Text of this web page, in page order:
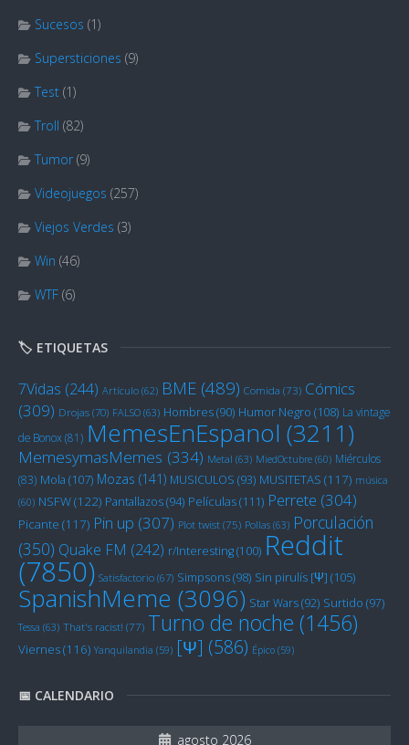
Sucesos (1)
Supersticiones (9)
Test (1)
Troll (82)
Tumor (9)
Videojuegos (257)
Viejos Verdes (3)
Win (46)
WTF (6)
🏷️ ETIQUETAS
7Vidas (244) Artículo (62) BME (489) Comida (73) Cómics
(309) Drojas (70) FALSO (63) Hombres(90) Humor Negro (108) La vintage
de Bonox(81) MemesEnEspanol (3211)
MemesymasMemes (334) Metal (63) MiedOctubre (60) Miérculos
(83) Mola (107) Mozas (141) MUSICULOS (93) MUSITETAS (117) música
(60) NSFW(122) Pantallazos(94) Películas(111) Perrete (304)
Picante (117) Pin up (307) Plot twist (75) Pollas (63) Porculación
(350) Quake FM (242) r/Interesting(100) Reddit
(7850) Satisfactorio (67) Simpsons(98) Sin pirulís [Ψ] (105)
SpanishMeme (3096) Star Wars(92) Surtido (97)
Tessa (63) That's racist! (77) Turno de noche (1456)
Viernes(116) Yanquilandia (59) [Ψ] (586) Épico (59)
📅 CALENDARIO
agosto 2026